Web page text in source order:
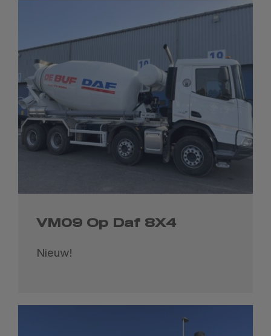
VM09 Op Daf 8X4
Nieuw!